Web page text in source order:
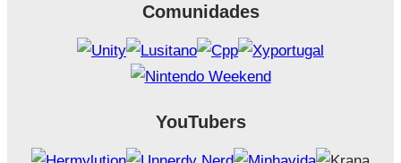
Comunidades
YouTubers